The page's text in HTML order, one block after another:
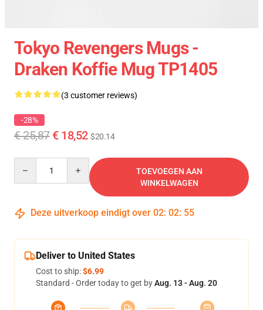
Tokyo Revengers Mugs -
Draken Koffie Mug TP1405
(3 customer reviews)
-28%
€ 25,87 € 18,52 $20.14
TOEVOEGEN AAN
WINKELWAGEN
Deze uitverkoop eindigt over 02: 02: 55
Deliver to United States
Cost to ship:$6.99
Standard - Order today to get byAug. 13 - Aug. 20